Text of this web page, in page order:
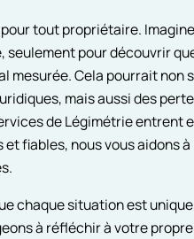
tout propriétaire.
seulement pour découvrir
mesurée. Cela pourrait non
mais aussi des
de Légimétrie entrent
fiables, nous vous aidons
chaque situation est
à réfléchir à votre propre